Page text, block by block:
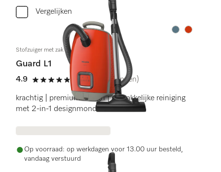
Vergelijken
Kleur:Kleur:
Stofzuiger met zak
Guard L1
4.9
4.9 sterren op 5
(16 beoordelingen)
krachtig | premium design | gemakkelijke reiniging
met 2-in-1 designmondstuk
Op voorraad: op werkdagen voor 13.00 uur besteld,
vandaag verstuurd